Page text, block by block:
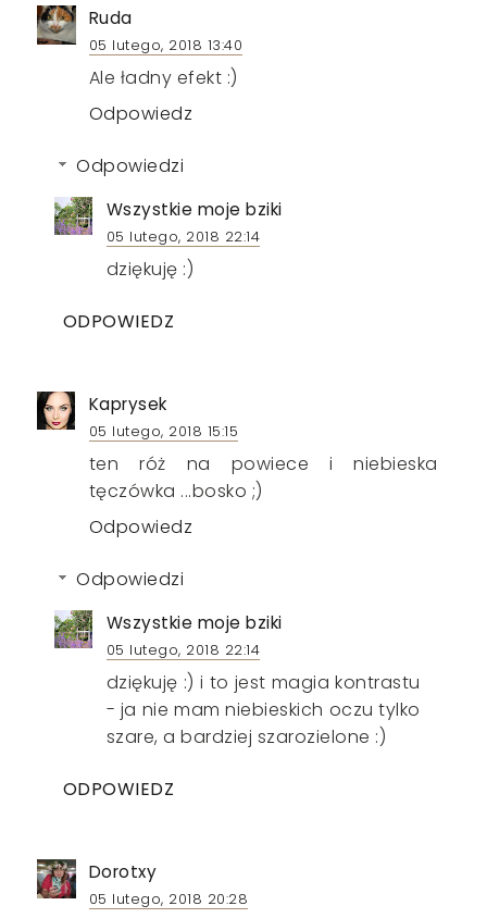
Ruda
05 lutego, 2018 13:40
Ale ładny efekt :)
Odpowiedz
Odpowiedzi
Wszystkie moje bziki
05 lutego, 2018 22:14
dziękuję :)
ODPOWIEDZ
Kaprysek
05 lutego, 2018 15:15
ten róż na powiece i niebieska
tęczówka ...bosko ;)
Odpowiedz
Odpowiedzi
Wszystkie moje bziki
05 lutego, 2018 22:14
dziękuję :) i to jest magia kontrastu
- ja nie mam niebieskich oczu tylko
szare, a bardziej szarozielone :)
ODPOWIEDZ
Dorotxy
05 lutego, 2018 20:28